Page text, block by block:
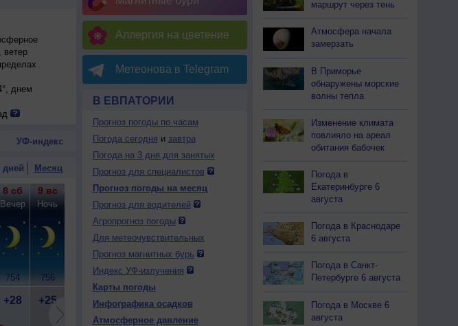
ветер
днем
УФ-индекс
дней Месяц
8 сб
Вечер
754
+28
9 вс
Ночь
756
+25
9 вс 9 вс
День
758
+33
9 вс
Вечер
759
+27
10 пн
Ночь
760
+22 +32
10 пн
760
+24
11 вт
Ночь
760
11 вт
760
+28
759
+32
Аллергия на цветение
Метеонова в Telegram
В ЕВПАТОРИИ
Прогноз погоды по часам
Погода сегодня и завтра
Погода на 3 дня для занятых
Прогноз для специалистов
Прогноз погоды на месяц
Прогноз для водителей
Агропрогноз погоды
Для метеочувствительных
Прогноз магнитных бурь
Индекс УФ-излучения
Карты погоды
Инфографика осадков
Атмосферное давление
маршрут через тень
Атмосфера начала
замерзать
В Приморье
обнаружены морские
волны тепла
Изменение климата
повлияло на ареал
обитания бабочек
Погода в
Екатеринбурге 6
августа
Погода в Краснодаре
6 августа
Погода в Санкт-
Петербурге 6 августа
Погода в Москве 6
августа